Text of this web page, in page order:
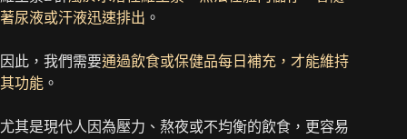
著尿液或汗液迅速排出 。
因此，我們需要通過飲食或保健品每日補充，才能維持
其功能 。
尤其是現代人因為壓力、熬夜或不均衡的飲食，更容易